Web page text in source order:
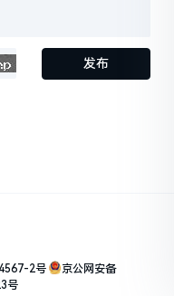
发布
2号
京公网安备
号